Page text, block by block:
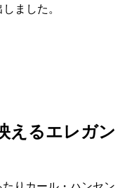
ました。
えるエレガン